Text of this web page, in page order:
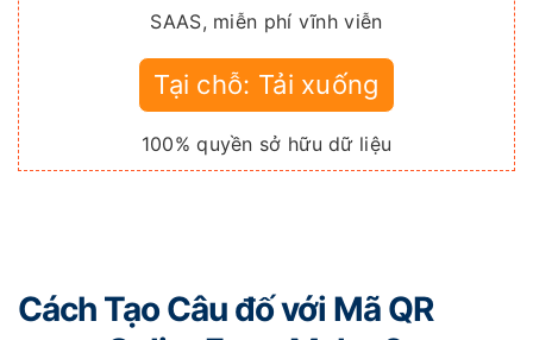
SAAS, miễn phí vĩnh viễn
Tại chỗ: Tải xuống
100% quyền sở hữu dữ liệu
Cách Tạo Câu đố với Mã QR